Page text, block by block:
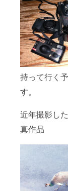
持って行く
す。
近年撮影し
真作品